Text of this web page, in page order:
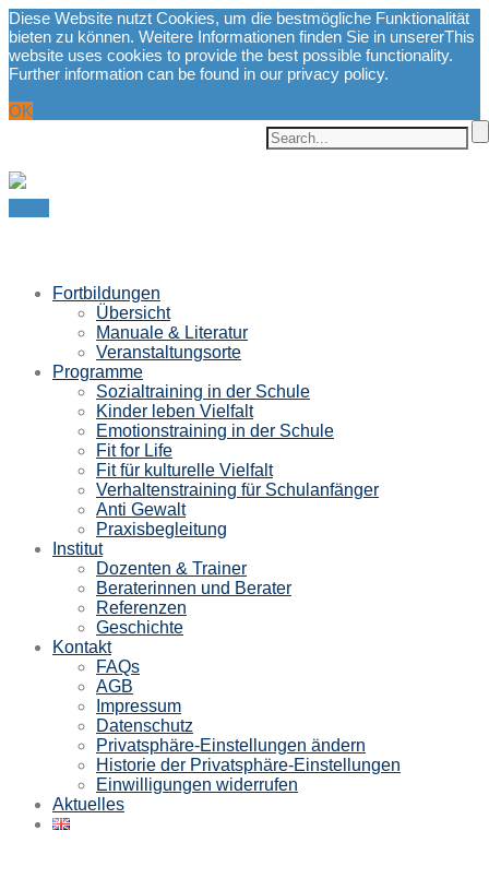
Diese Website nutzt Cookies, um die bestmögliche Funktionalität
bieten zu können. Weitere Informationen finden Sie in unsererThis
website uses cookies to provide the best possible functionality.
Further information can be found in our privacy policy.
OK
Fortbildungen
Übersicht
Manuale & Literatur
Veranstaltungsorte
Programme
Sozialtraining in der Schule
Kinder leben Vielfalt
Emotionstraining in der Schule
Fit for Life
Fit für kulturelle Vielfalt
Verhaltenstraining für Schulanfänger
Anti Gewalt
Praxisbegleitung
Institut
Dozenten & Trainer
Beraterinnen und Berater
Referenzen
Geschichte
Kontakt
FAQs
AGB
Impressum
Datenschutz
Privatsphäre-Einstellungen ändern
Historie der Privatsphäre-Einstellungen
Einwilligungen widerrufen
Aktuelles